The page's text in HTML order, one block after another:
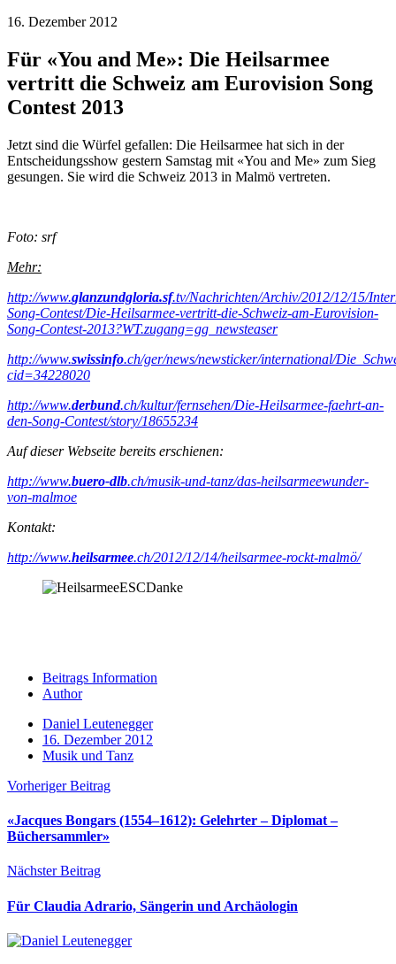
16. Dezember 2012
Für «You and Me»: Die Heilsarmee
vertritt die Schweiz am Eurovision Song
Contest 2013
Jetzt sind die Würfel gefallen: Die Heilsarmee hat sich in der
Entscheidungsshow gestern Samstag mit «You and Me» zum Sieg
gesungen. Sie wird die Schweiz 2013 in Malmö vertreten.
Foto: srf
Mehr:
http://www.glanzundgloria.sf.tv/Nachrichten/Archiv/2012/12/15/
Song-Contest/Die-Heilsarmee-vertritt-die-Schweiz-am-Eurovision-
Song-Contest-2013?WT.zugang=gg_newsteaser
http://www.swissinfo.ch/ger/news/newsticker/international/
cid=34228020
http://www.derbund.ch/kultur/fernsehen/Die-Heilsarmee-faehrt-an-
den-Song-Contest/story/18655234
Auf dieser Webseite bereits erschienen:
http://www.buero-dlb.ch/musik-und-tanz/das-heilsarmeewunder-
von-malmoe
Kontakt:
http://www.heilsarmee.ch/2012/12/14/heilsarmee-rockt-malmö/
Beitrags Information
Author
Daniel Leutenegger
16. Dezember 2012
Musik und Tanz
Vorheriger Beitrag
«Jacques Bongars (1554‒1612): Gelehrter ‒ Diplomat ‒
Büchersammler»
Nächster Beitrag
Für Claudia Adrario, Sängerin und Archäologin